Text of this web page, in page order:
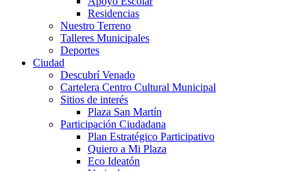
Residencias
Nuestro Terreno
Talleres Municipales
Deportes
Ciudad
Descubrí Venado
Cartelera Centro Cultural Municipal
Sitios de interés
Plaza San Martín
Participación Ciudadana
Plan Estratégico Participativo
Quiero a Mi Plaza
Eco Ideatón